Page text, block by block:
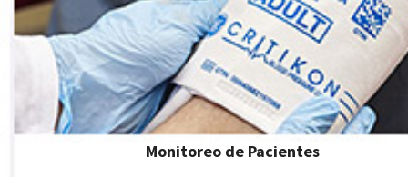
Monitoreo de Pacientes